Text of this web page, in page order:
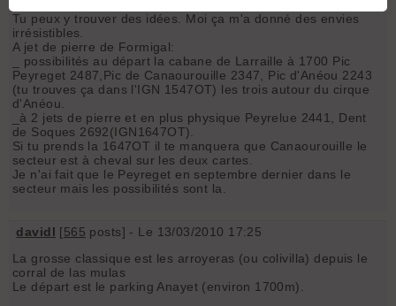
Tu peux y trouver des idées. Moi ça m'a donné des envies
irrésistibles.
A jet de pierre de Formigal:
_ possibilités au départ la cabane de Larraille à 1700 Pic
Peyreget 2487,Pic de Canaourouille 2347, Pic d'Anéou 2243
(tu trouves ça dans l'IGN 1547OT) les trois autour du cirque
d'Anéou.
_à 2 jets de pierre et en plus physique Peyrelue 2441, Dent
de Soques 2692(IGN1647OT).
Si tu prends la 1647OT il te manquera que Canaourouille le
secteur est à cheval sur les deux cartes.
Je n'ai fait que le Peyreget en septembre dernier dans le
secteur mais les possibilités sont la.
davidl [565 posts] - Le 13/03/2010 17:25
La grosse classique est les arroyeras (ou colivilla) depuis le
corral de las mulas
Le départ est le parking Anayet (environ 1700m).